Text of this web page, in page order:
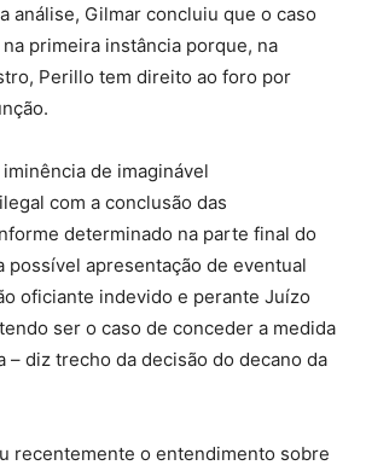
análise, Gilmar concluiu que o caso
primeira instância porque, na
Perillo tem direito ao foro por
de imaginável
com a conclusão das
determinado na parte final do
possível apresentação de eventual
oficiante indevido e perante Juízo
ser o caso de conceder a medida
– diz trecho da decisão do decano da
recentemente o entendimento sobre